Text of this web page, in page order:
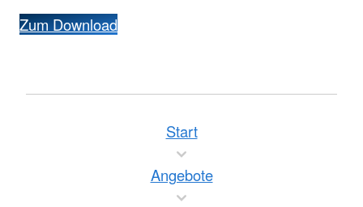
Zum Download
Start
Angebote